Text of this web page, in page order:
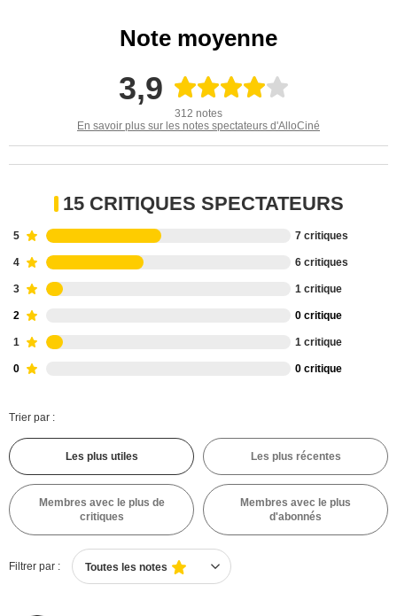
Note moyenne
3,9
312 notes
En savoir plus sur les notes spectateurs d'AlloCiné
15 CRITIQUES SPECTATEURS
5 7 critiques
4 6 critiques
3 1 critique
2 0 critique
1 1 critique
0 0 critique
Trier par :
Les plus utiles Les plus récentes
Membres avec le plus de
critiques
Membres avec le plus
d'abonnés
Filtrer par : Toutes les notes